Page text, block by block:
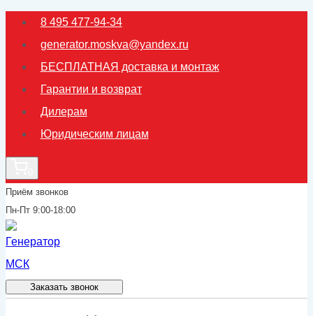
Перейти
содержимому
8 495 477-94-34
generator.moskva@yandex.ru
БЕСПЛАТНАЯ доставка и монтаж
Гарантии и возврат
Дилерам
Юридическим лицам
Приём звонков
Пн-Пт 9:00-18:00
Заказать звонок